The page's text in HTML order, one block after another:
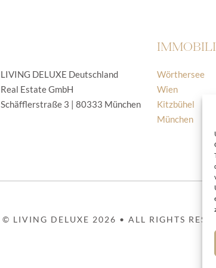
LIVING DELUXE Deutschland
Real Estate GmbH
Schäfflerstraße 3 | 80333 München
Wörthersee
Wien
Kitzbühel
München
© LIVING DELUXE 2026 • ALL RIGHTS